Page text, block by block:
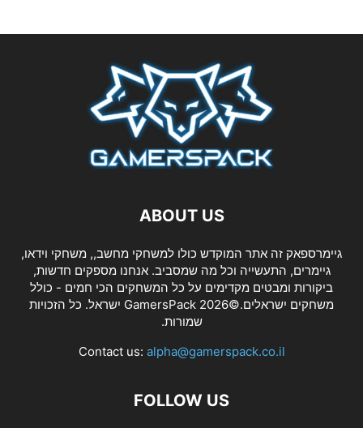
ABOUT US
גיימרספאק זה אתר המוקדש כולו למשחקי מחשב,, משחקי וידאו,
גיימרים, התעשייה וכל מה שמסביב. אנחנו מספקים חדשות,
ביקורות ומבטים מקדימים על כל המשחקים הכי חמים - כולל
משחקים ישראלים.©2026 GamersPack ישראל. כל הזכויות
שמורות.
Contact us: alpha@gamerspack.co.il
FOLLOW US